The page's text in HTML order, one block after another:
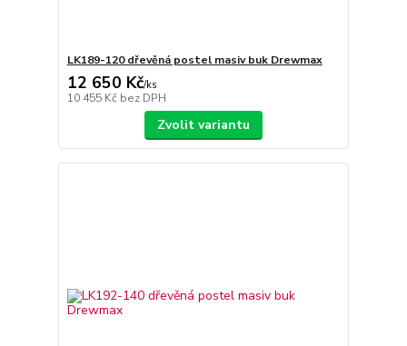
LK189-120 dřevěná postel masiv buk Drewmax
12 650 Kč/ks
10 455 Kč bez DPH
Zvolit variantu